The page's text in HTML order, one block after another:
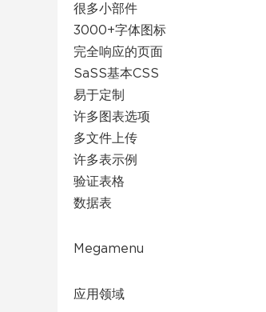
很多小部件
3000+字体图标
完全响应的页面
SaSS基本CSS
易于定制
许多图表选项
多文件上传
许多表示例
验证表格
数据表
Megamenu
应用领域